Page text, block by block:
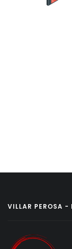
VILLAR PEROSA -